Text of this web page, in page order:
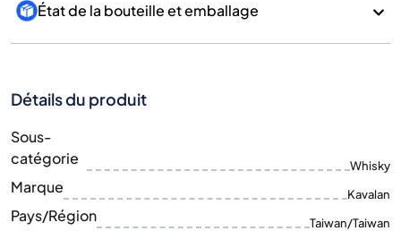
État de la bouteille et emballage
Détails du produit
Sous-
catégorie
Whisky
Marque Kavalan
Pays/Région Taiwan/Taiwan